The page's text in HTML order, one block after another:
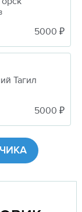
5000 ₽
Тагил
5000 ₽